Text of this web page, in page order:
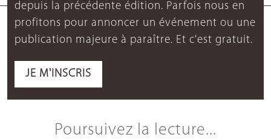
depuis la précédente édition. Parfois nous en
profitons pour annoncer un événement ou une
publication majeure à paraître. Et c'est gratuit.
JE M'INSCRIS
Poursuivez la lecture...